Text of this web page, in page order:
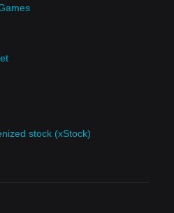
stock (xStock)